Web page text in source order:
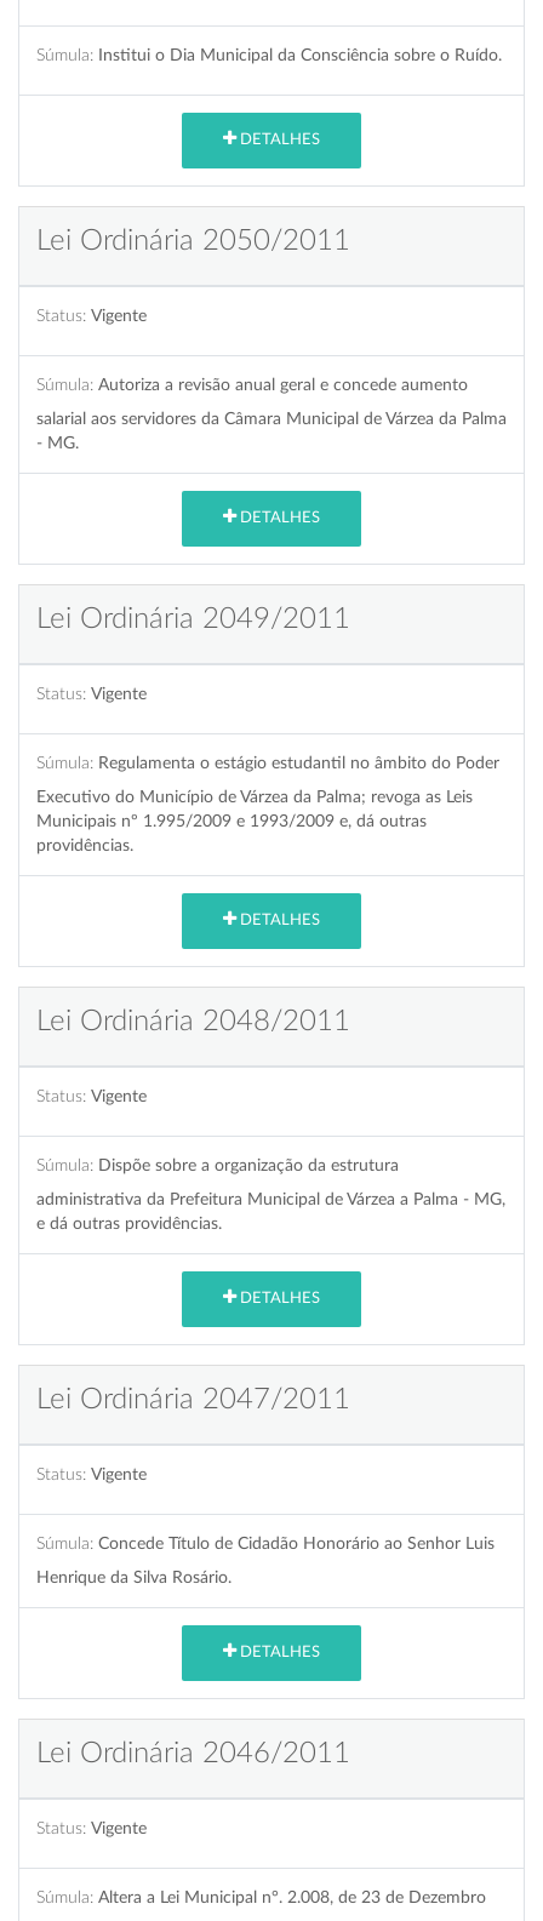
Súmula: Institui o Dia Municipal da Consciência sobre o Ruído.
DETALHES
Lei Ordinária 2050/2011
Status: Vigente
Súmula: Autoriza a revisão anual geral e concede aumento
salarial aos servidores da Câmara Municipal de Várzea da Palma
- MG.
DETALHES
Lei Ordinária 2049/2011
Status: Vigente
Súmula: Regulamenta o estágio estudantil no âmbito do Poder
Executivo do Município de Várzea da Palma; revoga as Leis
Municipais nº 1.995/2009 e 1993/2009 e, dá outras
providências.
DETALHES
Lei Ordinária 2048/2011
Status: Vigente
Súmula: Dispõe sobre a organização da estrutura
administrativa da Prefeitura Municipal de Várzea a Palma - MG,
e dá outras providências.
DETALHES
Lei Ordinária 2047/2011
Status: Vigente
Súmula: Concede Título de Cidadão Honorário ao Senhor Luis
Henrique da Silva Rosário.
DETALHES
Lei Ordinária 2046/2011
Status: Vigente
Súmula: Altera a Lei Municipal n°. 2.008, de 23 de Dezembro